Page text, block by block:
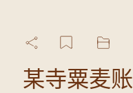
某寺粟麦账